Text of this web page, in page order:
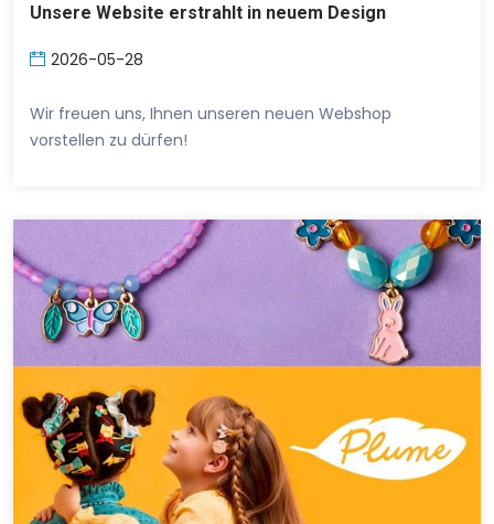
Unsere Website erstrahlt in neuem Design
2026-05-28
Wir freuen uns, Ihnen unseren neuen Webshop
vorstellen zu dürfen!